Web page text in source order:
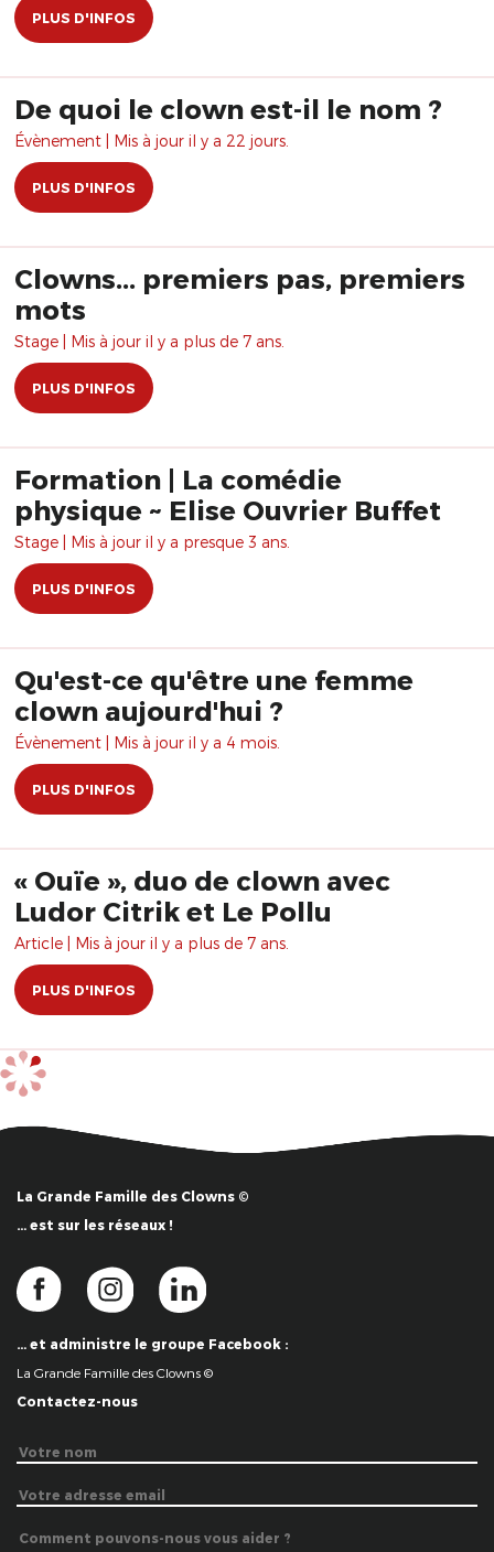
PLUS D'INFOS
De quoi le clown est-il le nom ?
Évènement | Mis à jour il y a 22 jours.
PLUS D'INFOS
Clowns... premiers pas, premiers
mots
Stage | Mis à jour il y a plus de 7 ans.
PLUS D'INFOS
Formation | La comédie
physique ~ Elise Ouvrier Buffet
Stage | Mis à jour il y a presque 3 ans.
PLUS D'INFOS
Qu'est-ce qu'être une femme
clown aujourd'hui ?
Évènement | Mis à jour il y a 4 mois.
PLUS D'INFOS
« Ouïe », duo de clown avec
Ludor Citrik et Le Pollu
Article | Mis à jour il y a plus de 7 ans.
PLUS D'INFOS
La Grande Famille des Clowns ©
… est sur les réseaux !
… et administre le groupe Facebook :
La Grande Famille des Clowns ©
Contactez-nous